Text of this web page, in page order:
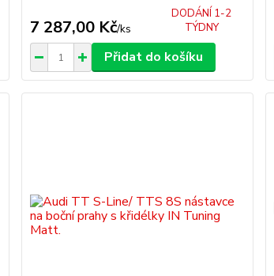
7 287,00 Kč/ks
DODÁNÍ 1-2
TÝDNY
Přidat do košíku